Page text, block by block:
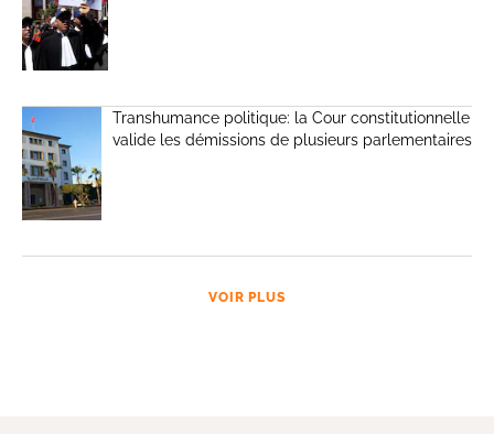
Transhumance politique: la Cour constitutionnelle
valide les démissions de plusieurs parlementaires
VOIR PLUS